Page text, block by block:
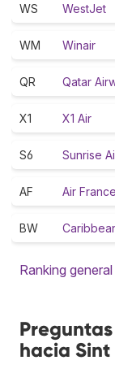
WS WestJet
WM Winair
QR Qatar
X1 X1 Air
S6 Sunrise
AF Air France
BW
Ranking
hacia